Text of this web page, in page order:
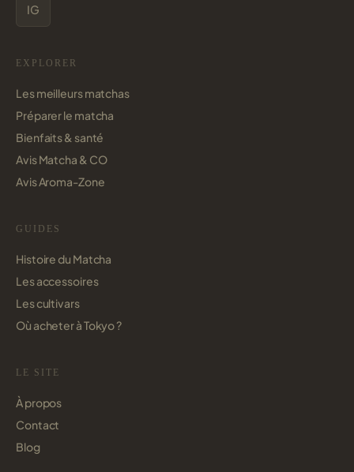
IG
EXPLORER
Les meilleurs matchas
Préparer le matcha
Bienfaits & santé
Avis Matcha & CO
Avis Aroma-Zone
GUIDES
Histoire du Matcha
Les accessoires
Les cultivars
Où acheter à Tokyo ?
LE SITE
À propos
Contact
Blog